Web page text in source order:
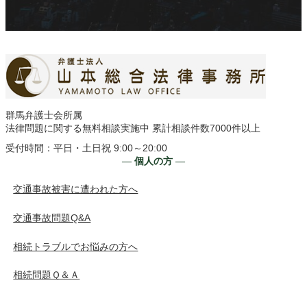
群馬弁護士会所属
法律問題に関する無料相談実施中 累計相談件数7000件以上
受付時間：平日・土日祝 9:00～20:00
― 個人の方 ―
交通事故被害に遭われた方へ
交通事故問題Q&A
相続トラブルでお悩みの方へ
相続問題Ｑ＆Ａ